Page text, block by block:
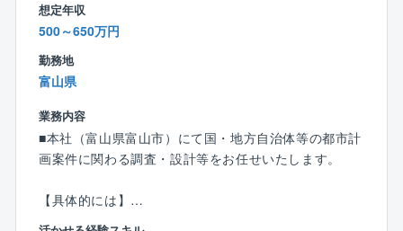
■同社について：
NiXグループはNiX JAPAN株式会社を中心に国内15
社、海外7社とグローバルに展開し、社会インフラの強
化をはじめとした DXサービス事業、海外事業、エネル
海外（主にインドネシア）も含めたエネルギー事業に
おいて得られた利益を国内における建設事業に転嫁す
ることで、採算だけではない社会課題に対するアプロ
の強みです。
想定年収
500～650万円
勤務地
富山県
業務内容
■本社（富山県富山市）にて国・地方自治体等の都市計
画案件に関わる調査・設計等をお任せいたします。
【具体的には】
都市マスタープラン、都市マスタープラン基礎調査、